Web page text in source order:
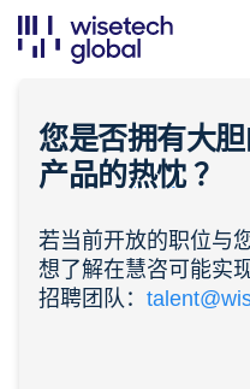
您是否拥有大
产品的热忱？
若当前开放的职位与
想了解在慧咨可能实
招聘团队：